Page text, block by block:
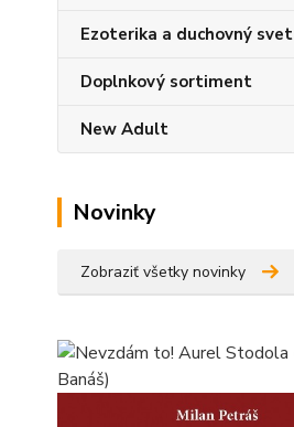
Ezoterika a duchovný svet
Doplnkový sortiment
New Adult
Novinky
Zobraziť všetky novinky